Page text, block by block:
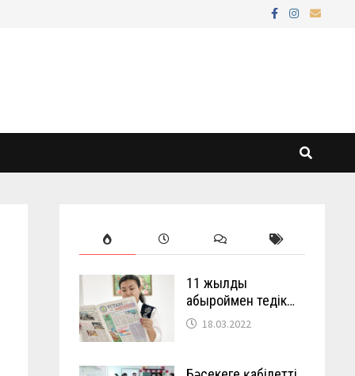
11 жылды
абыроймен өтедік…
18.03.2022